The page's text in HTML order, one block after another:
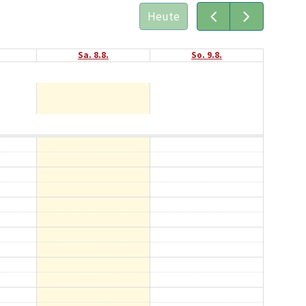
Heute
Sa. 8.8. So. 9.8.